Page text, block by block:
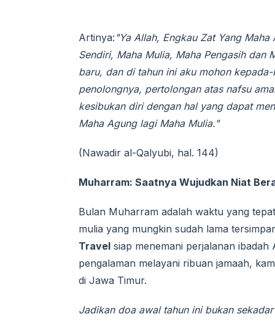
Artinya: "Ya Allah, Engkau Zat Yang
Sendiri, Maha Mulia, Maha Pengasih dan
baru, dan di tahun ini aku mohon
penolongnya, pertolongan atas nafsu
kesibukan diri dengan hal yang dapat
Maha Agung lagi Maha Mulia."
(Nawadir al-Qalyubi, hal. 144)
Muharram: Saatnya Wujudkan Niat
Bulan Muharram adalah waktu yang
mulia yang mungkin sudah lama
Travel siap menemani perjalanan
pengalaman melayani ribuan jamaah,
di Jawa Timur.
Jadikan doa awal tahun ini bukan